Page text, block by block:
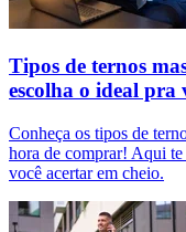
Tipos de ternos
escolha o ideal pra
Conheça os tipos de
hora de comprar! Aqui te
você acertar em cheio.